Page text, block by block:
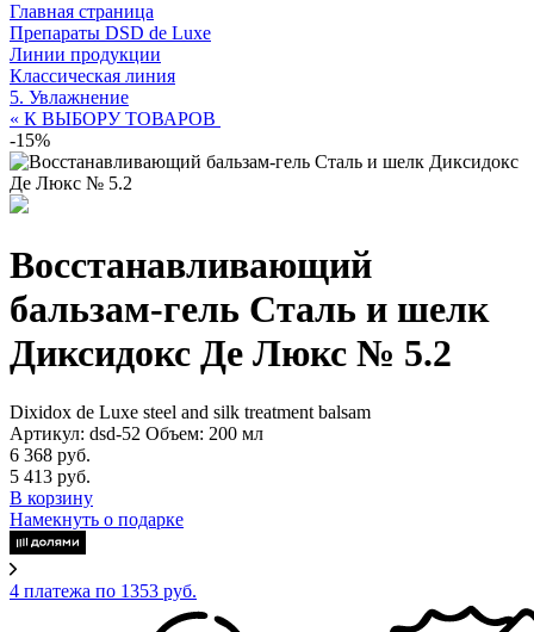
Главная страница
Препараты DSD de Luxe
Линии продукции
Классическая линия
5. Увлажнение
« К ВЫБОРУ ТОВАРОВ
-15%
Восстанавливающий
бальзам-гель Сталь и шелк
Диксидокс Де Люкс № 5.2
Dixidox de Luxe steel and silk treatment balsam
Артикул: dsd-52 Объем: 200 мл
6 368 руб.
5 413 руб.
В корзину
Намекнуть о подарке
4 платежа по 1353 руб.